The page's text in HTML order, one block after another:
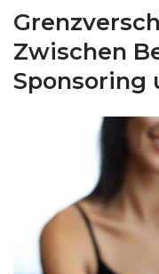
Zwischen
Sponsoring